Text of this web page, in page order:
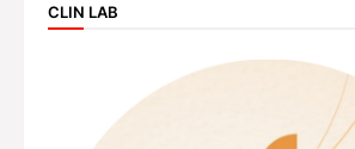
CLIN LAB